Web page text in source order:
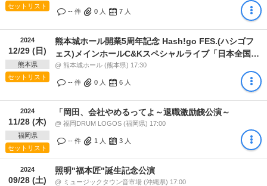
セットリスト
-- 件 0 人 7 人
2024
12/29 (日)
熊本県
セットリスト
熊本城ホール開業5周年記念 Hash!go FES.(ハシゴフ
ェス)メインホールC&Kスペシャルライブ「日本全国地
元化計画～地元ばい!地元じゃなかけど、地元つたい!
【番外編】～」
@ 熊本城ホール (熊本県) 17:30
-- 件 0 人 6 人
2024
11/28 (木)
福岡県
セットリスト
「岡田、会社やめるってよ～退職激励餞公演～
@ 福岡DRUM LOGOS (福岡県) 17:00
-- 件 1 人 3 人
2024
09/28 (土)
照明"福本匠"誕生記念公演
@ ミュージックタウン音市場 (沖縄県) 17:00